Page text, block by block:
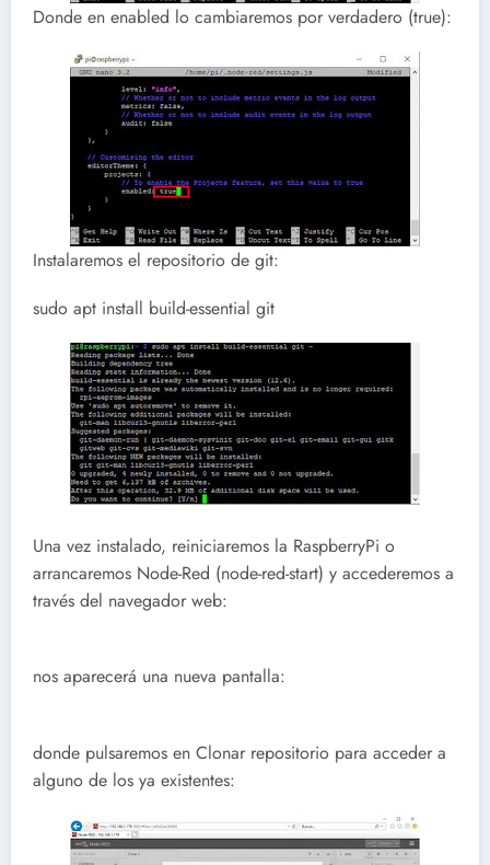
Donde en enabled lo cambiaremos por verdadero (true):
Instalaremos el repositorio de git:
sudo apt install build-essential git
Una vez instalado, reiniciaremos la RaspberryPi o
arrancaremos Node-Red (node-red-start) y accederemos a
través del navegador web:
nos aparecerá una nueva pantalla:
donde pulsaremos en Clonar repositorio para acceder a
alguno de los ya existentes: